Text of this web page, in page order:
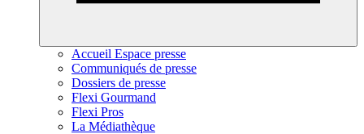
Accueil Espace presse
Communiqués de presse
Dossiers de presse
Flexi Gourmand
Flexi Pros
La Médiathèque